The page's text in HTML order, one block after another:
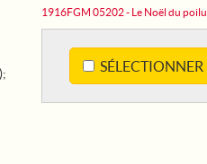
1916FGM 05202 - Le Noël du poilu
SÉLECTIONNER